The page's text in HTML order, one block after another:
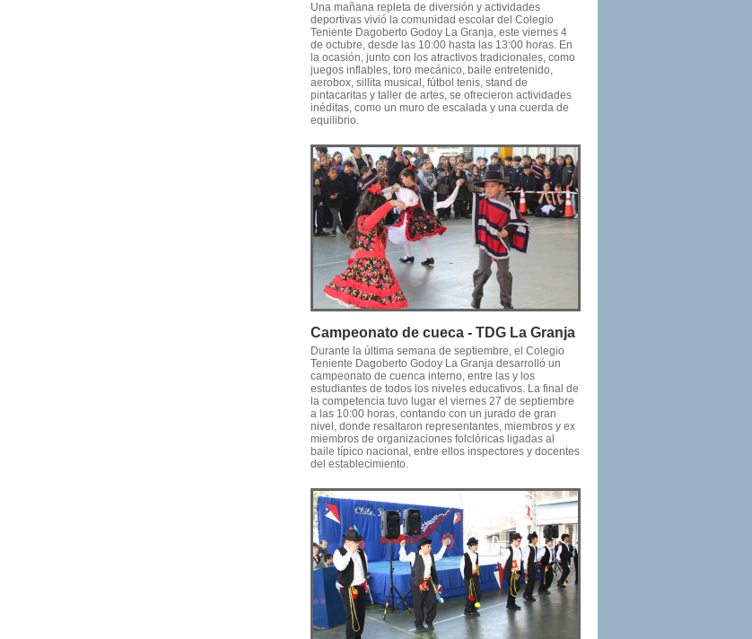
Una mañana repleta de diversión y actividades
deportivas vivió la comunidad escolar del Colegio
Teniente Dagoberto Godoy La Granja, este viernes 4
de octubre, desde las 10:00 hasta las 13:00 horas. En
la ocasión, junto con los atractivos tradicionales, como
juegos inflables, toro mecánico, baile entretenido,
aerobox, sillita musical, fútbol tenis, stand de
pintacaritas y taller de artes, se ofrecieron actividades
inéditas, como un muro de escalada y una cuerda de
equilibrio.
Campeonato de cueca - TDG La Granja
Durante la última semana de septiembre, el Colegio
Teniente Dagoberto Godoy La Granja desarrolló un
campeonato de cuenca interno, entre las y los
estudiantes de todos los niveles educativos. La final de
la competencia tuvo lugar el viernes 27 de septiembre
a las 10:00 horas, contando con un jurado de gran
nivel, donde resaltaron representantes, miembros y ex
miembros de organizaciones folclóricas ligadas al
baile típico nacional, entre ellos inspectores y docentes
del establecimiento.